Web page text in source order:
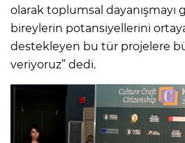
olarak toplumsal dayanışmayı
bireylerin potansiyellerini ortaya
destekleyen bu tür projelere
veriyoruz” dedi.